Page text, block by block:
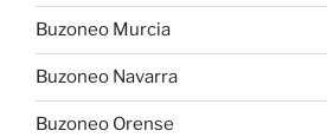
Buzoneo Murcia
Buzoneo Navarra
Buzoneo Orense